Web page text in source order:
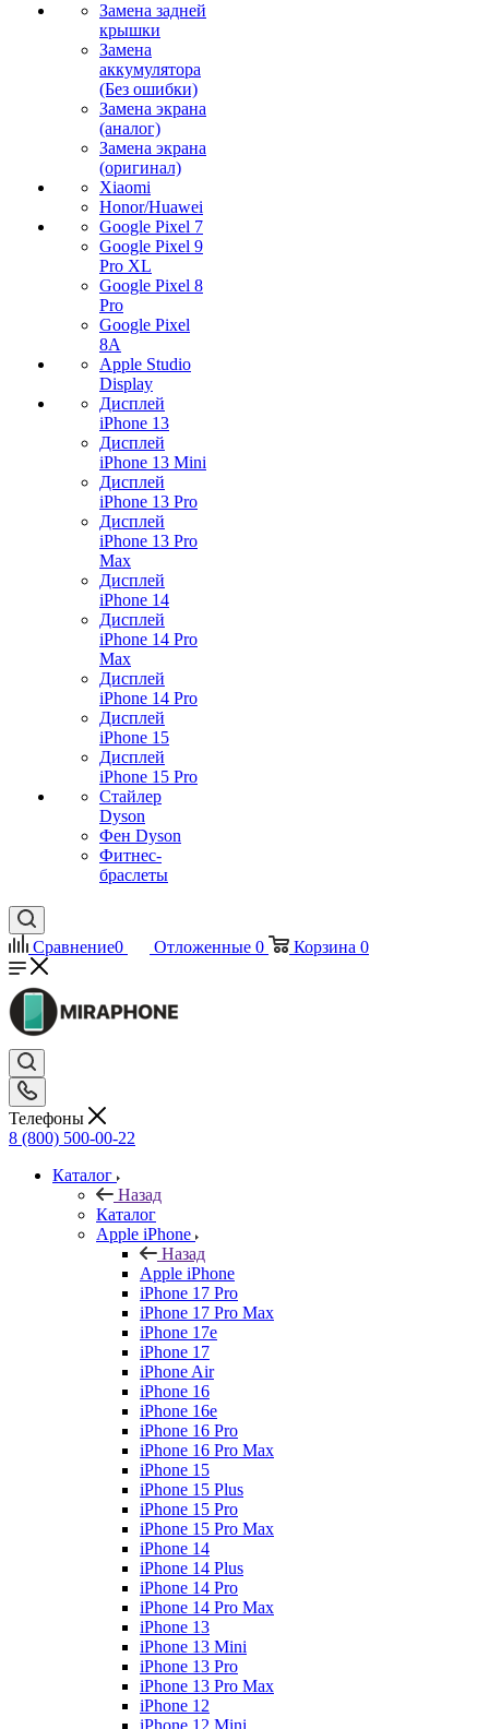
Замена задней
крышки
Замена
аккумулятора
(Без ошибки)
Замена экрана
(аналог)
Замена экрана
(оригинал)
Xiaomi
Honor/Huawei
Google Pixel 7
Google Pixel 9
Pro XL
Google Pixel 8
Pro
Google Pixel
8A
Apple Studio
Display
Дисплей
iPhone 13
Дисплей
iPhone 13 Mini
Дисплей
iPhone 13 Pro
Дисплей
iPhone 13 Pro
Max
Дисплей
iPhone 14
Дисплей
iPhone 14 Pro
Max
Дисплей
iPhone 14 Pro
Дисплей
iPhone 15
Дисплей
iPhone 15 Pro
Стайлер
Dyson
Фен Dyson
Фитнес-
браслеты
Сравнение0 Отложенные 0 Корзина 0
Телефоны
8 (800) 500-00-22
Каталог
Назад
Каталог
Apple iPhone
Назад
Apple iPhone
iPhone 17 Pro
iPhone 17 Pro Max
iPhone 17e
iPhone 17
iPhone Air
iPhone 16
iPhone 16e
iPhone 16 Pro
iPhone 16 Pro Max
iPhone 15
iPhone 15 Plus
iPhone 15 Pro
iPhone 15 Pro Max
iPhone 14
iPhone 14 Plus
iPhone 14 Pro
iPhone 14 Pro Max
iPhone 13
iPhone 13 Mini
iPhone 13 Pro
iPhone 13 Pro Max
iPhone 12
iPhone 12 Mini